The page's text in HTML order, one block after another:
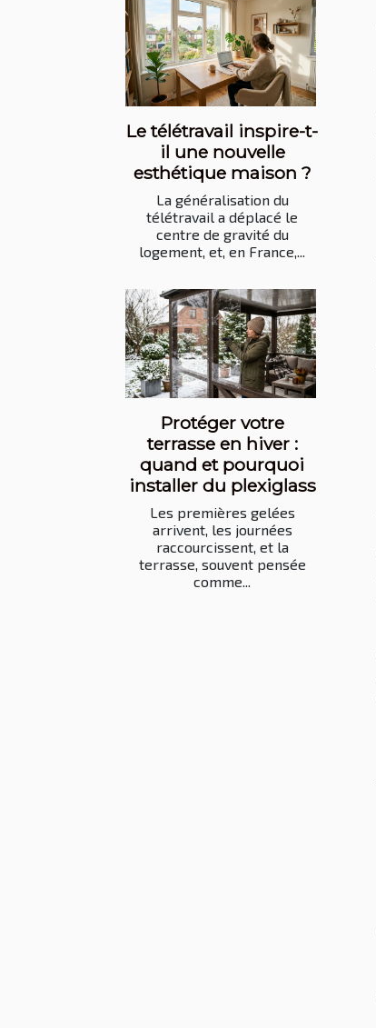
Le télétravail inspire-t-
il une nouvelle
esthétique maison ?
La généralisation du
télétravail a déplacé le
centre de gravité du
logement, et, en France,...
Protéger votre
terrasse en hiver :
quand et pourquoi
installer du plexiglass
Les premières gelées
arrivent, les journées
raccourcissent, et la
terrasse, souvent pensée
comme...